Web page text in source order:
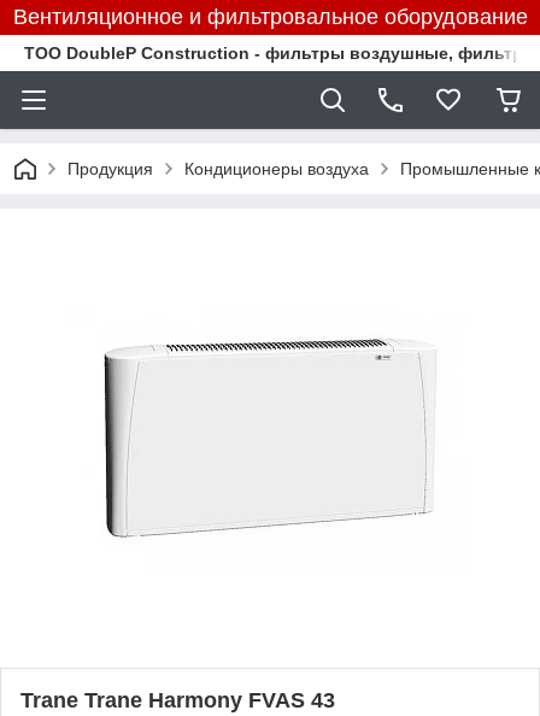
Вентиляционное и фильтровальное оборудование
TOO DoubleP Construction - фильтры воздушные,
Продукция Кондиционеры воздуха Промышленные
Trane Trane Harmony FVAS 43